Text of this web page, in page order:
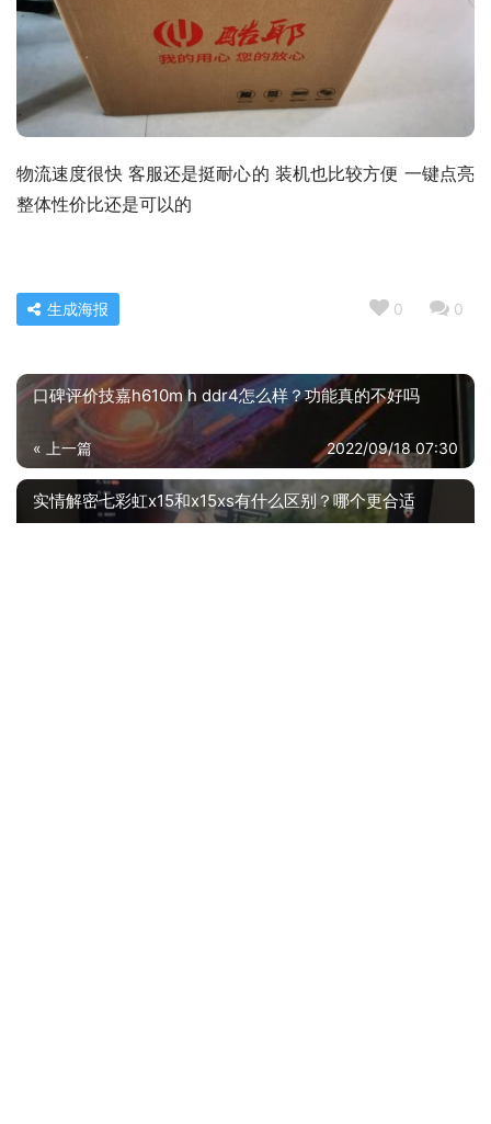
物流速度很快 客服还是挺耐心的 装机也比较方便 一键点亮
整体性价比还是可以的
0 0
生成海报
口碑评价技嘉h610m h ddr4怎么样？功能真的不好吗
« 上一篇 2022/09/18 07:30
实情解密七彩虹x15和x15xs有什么区别？哪个更合适